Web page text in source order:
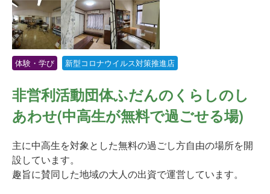
体験・学び 新型コロナウイルス対策推進店
非営利活動団体ふだんのくらしのし
あわせ(中高生が無料で過ごせる場)
主に中高生を対象とした無料の過ごし方自由の場所を開
設しています。
趣旨に賛同した地域の大人の出資で運営しています。